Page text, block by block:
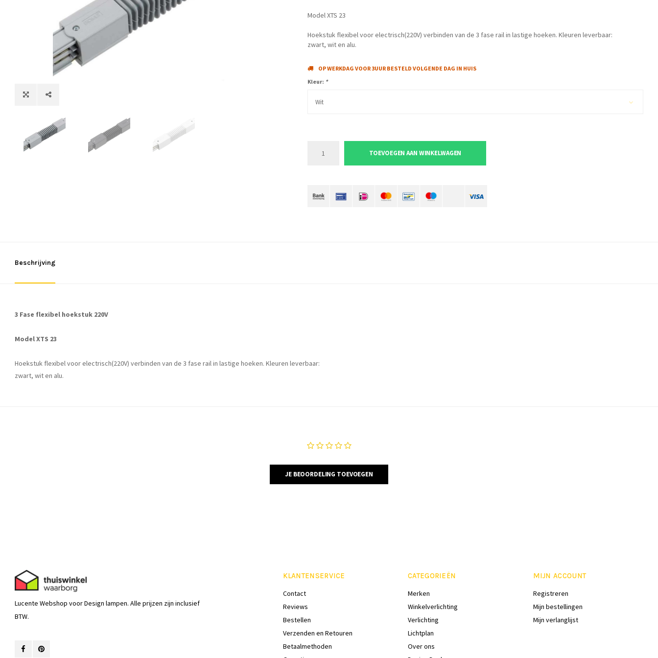
Model XTS 23
Hoekstuk flexibel voor electrisch(220V) verbinden van de 3 fase rail in lastige hoeken. Kleuren leverbaar:
zwart, wit en alu.
OP WERKDAG VOOR 3UUR BESTELD VOLGENDE DAG IN HUIS
Kleur: *
Wit
TOEVOEGEN AAN WINKELWAGEN
Beschrijving
3 Fase flexibel hoekstuk 220V
Model XTS 23
Hoekstuk flexibel voor electrisch(220V) verbinden van de 3 fase rail in lastige hoeken. Kleuren leverbaar:
zwart, wit en alu.
JE BEOORDELING TOEVOEGEN
Lucente Webshop voor Design lampen. Alle prijzen zijn inclusief
BTW.
KLANTENSERVICE
Contact
Reviews
Bestellen
Verzenden en Retouren
Betaalmethoden
CATEGORIEËN
Merken
Winkelverlichting
Verlichting
Lichtplan
Over ons
MIJN ACCOUNT
Registreren
Mijn bestellingen
Mijn verlanglijst